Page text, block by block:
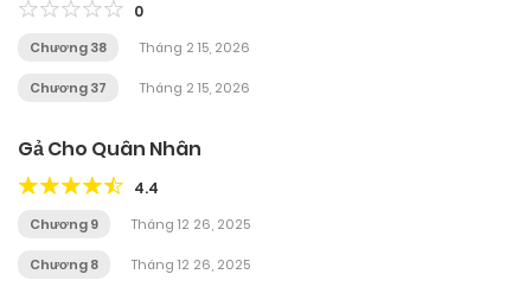
0
Chương 38 Tháng 2 15, 2026
Chương 37 Tháng 2 15, 2026
Gả Cho Quân Nhân
4.4
Chương 9 Tháng 12 26, 2025
Chương 8 Tháng 12 26, 2025